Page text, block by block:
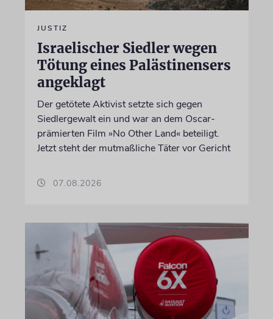
JUSTIZ
Israelischer Siedler wegen
Tötung eines Palästinensers
angeklagt
Der getötete Aktivist setzte sich gegen
Siedlergewalt ein und war an dem Oscar-
prämierten Film »No Other Land« beteiligt.
Jetzt steht der mutmaßliche Täter vor Gericht
07.08.2026